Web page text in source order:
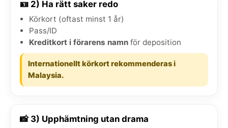
🪪 2) Ha rätt saker redo
Körkort (oftast minst 1 år)
Pass/ID
Kreditkort i förarens namn för deposition
Internationellt körkort rekommenderas i
Malaysia.
📸 3) Upphämtning utan drama